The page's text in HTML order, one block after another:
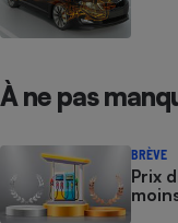
À ne pas
BRÈVE
Prix